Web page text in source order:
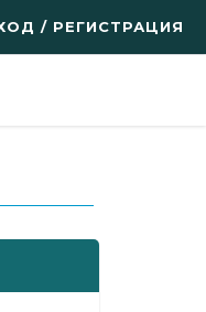
/ РЕГИСТРАЦИЯ